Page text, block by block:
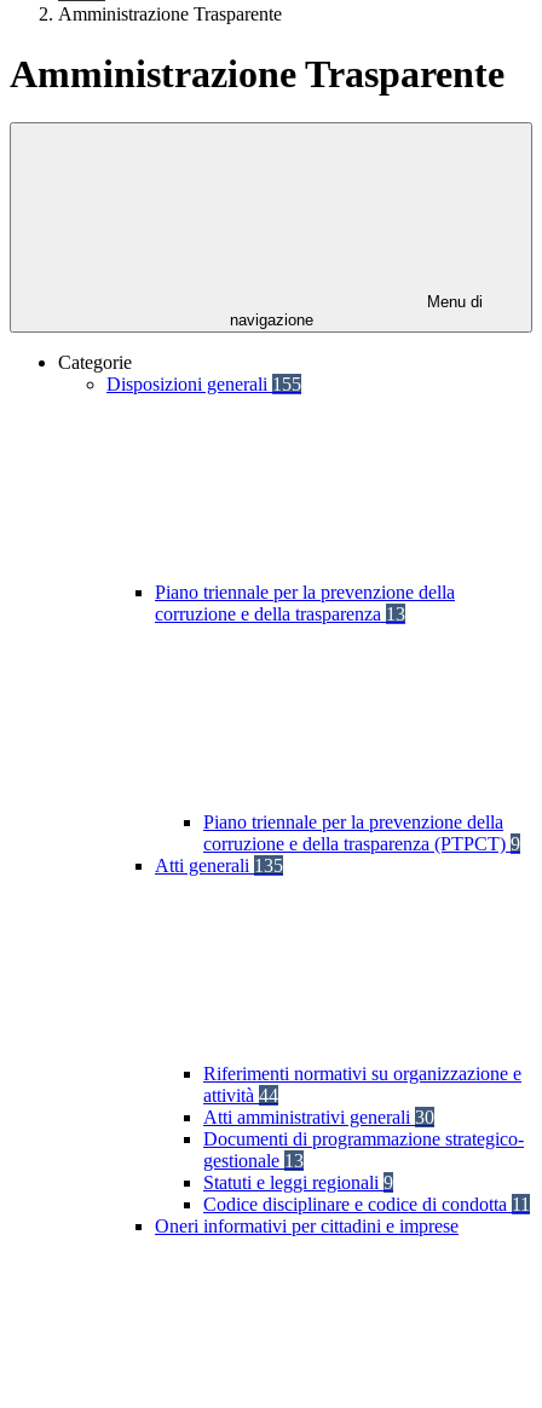
Amministrazione Trasparente
Amministrazione Trasparente
Menu di
navigazione
Categorie
Disposizioni generali 155
Piano triennale per la prevenzione della
corruzione e della trasparenza 13
Piano triennale per la prevenzione della
corruzione e della trasparenza (PTPCT) 9
Atti generali 135
Riferimenti normativi su organizzazione e
attività 44
Atti amministrativi generali 30
Documenti di programmazione strategico-
gestionale 13
Statuti e leggi regionali 9
Codice disciplinare e codice di condotta 11
Oneri informativi per cittadini e imprese